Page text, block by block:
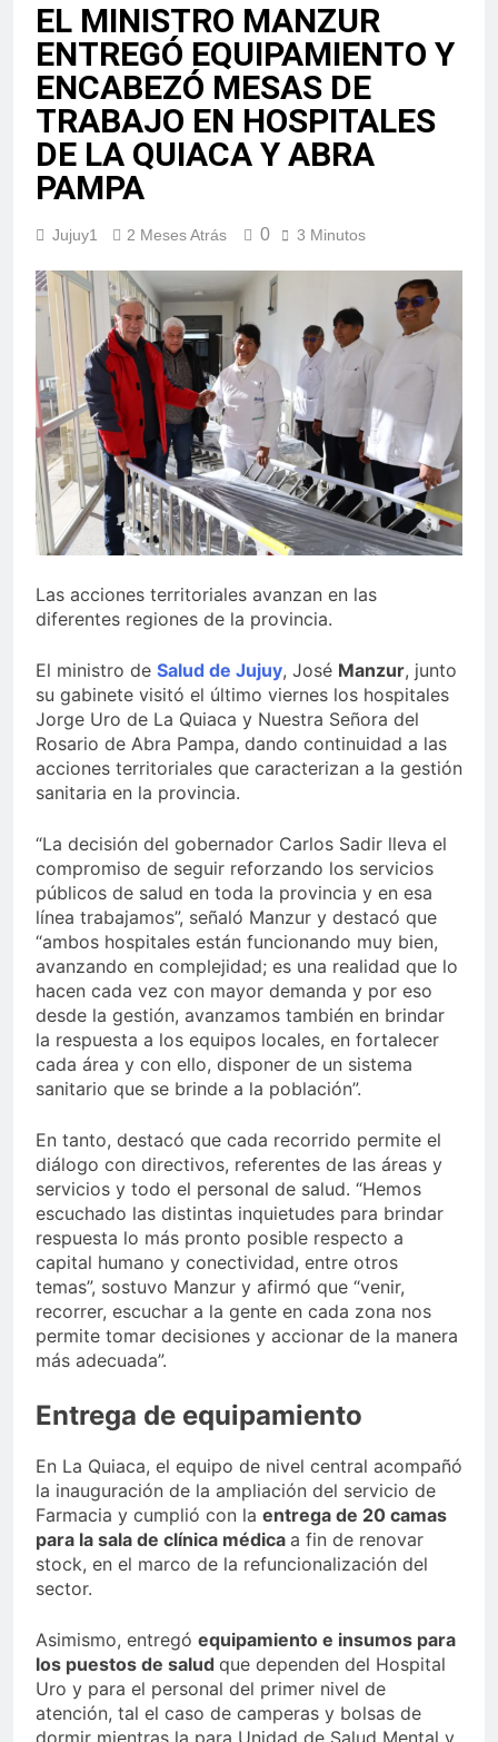
EL MINISTRO MANZUR
ENTREGÓ EQUIPAMIENTO Y
ENCABEZÓ MESAS DE
TRABAJO EN HOSPITALES
DE LA QUIACA Y ABRA
PAMPA
Jujuy1 2 Meses Atrás 0 3 Minutos
Las acciones territoriales avanzan en las
diferentes regiones de la provincia.
El ministro de Salud de Jujuy, José Manzur, junto
su gabinete visitó el último viernes los hospitales
Jorge Uro de La Quiaca y Nuestra Señora del
Rosario de Abra Pampa, dando continuidad a las
acciones territoriales que caracterizan a la gestión
sanitaria en la provincia.
“La decisión del gobernador Carlos Sadir lleva el
compromiso de seguir reforzando los servicios
públicos de salud en toda la provincia y en esa
línea trabajamos”, señaló Manzur y destacó que
“ambos hospitales están funcionando muy bien,
avanzando en complejidad; es una realidad que lo
hacen cada vez con mayor demanda y por eso
desde la gestión, avanzamos también en brindar
la respuesta a los equipos locales, en fortalecer
cada área y con ello, disponer de un sistema
sanitario que se brinde a la población”.
En tanto, destacó que cada recorrido permite el
diálogo con directivos, referentes de las áreas y
servicios y todo el personal de salud. “Hemos
escuchado las distintas inquietudes para brindar
respuesta lo más pronto posible respecto a
capital humano y conectividad, entre otros
temas”, sostuvo Manzur y afirmó que “venir,
recorrer, escuchar a la gente en cada zona nos
permite tomar decisiones y accionar de la manera
más adecuada”.
Entrega de equipamiento
En La Quiaca, el equipo de nivel central acompañó
la inauguración de la ampliación del servicio de
Farmacia y cumplió con la entrega de 20 camas
para la sala de clínica médica a fin de renovar
stock, en el marco de la refuncionalización del
sector.
Asimismo, entregó equipamiento e insumos para
los puestos de salud que dependen del Hospital
Uro y para el personal del primer nivel de
atención, tal el caso de camperas y bolsas de